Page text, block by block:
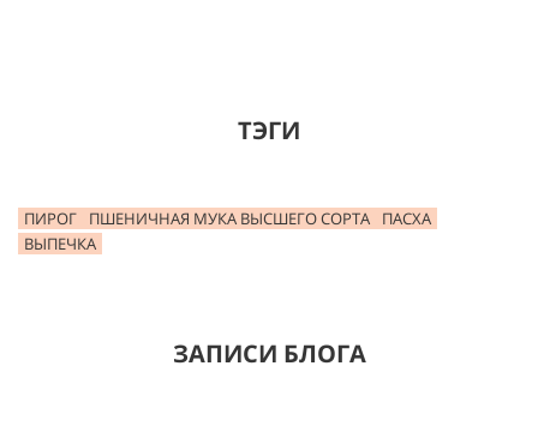
ТЭГИ
ПИРОГ ПШЕНИЧНАЯ МУКА ВЫСШЕГО СОРТА
ПАСХА
ВЫПЕЧКА
ЗАПИСИ БЛОГА